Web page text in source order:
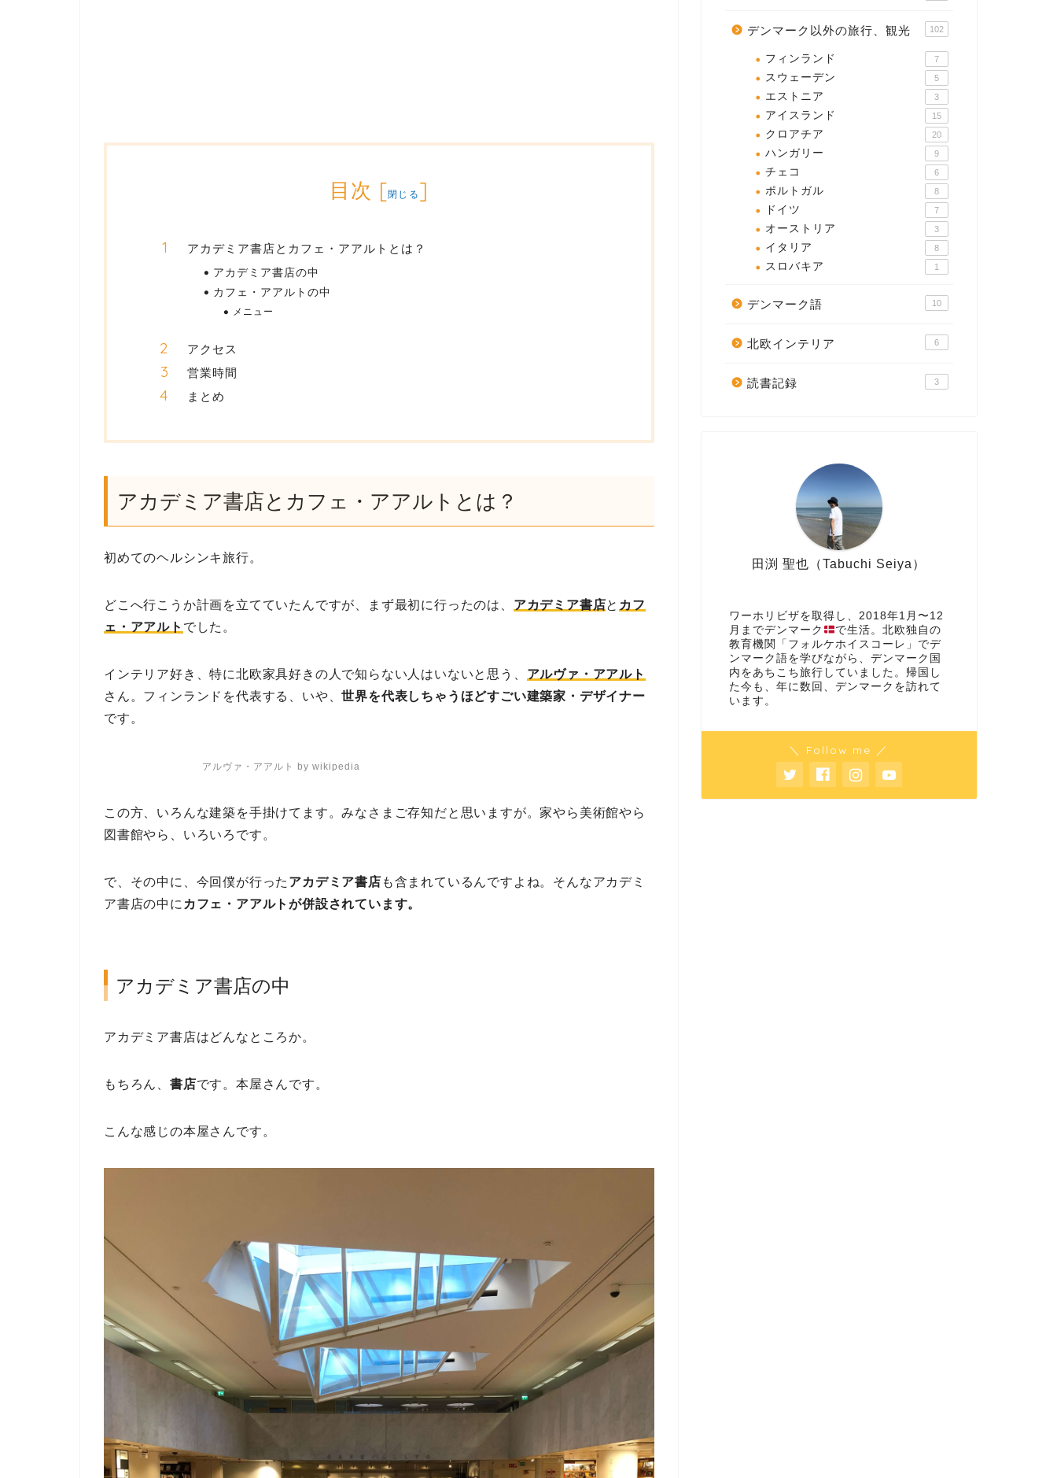
目次 [閉じる ]
アカデミア書店とカフェ・アアルトとは？
アカデミア書店の中
カフェ・アアルトの中
メニュー
アクセス
営業時間
まとめ
アカデミア書店とカフェ・アアルトとは？
初めてのヘルシンキ旅行。
どこへ行こうか計画を立てていたんですが、まず最初に行ったのは、 アカデミア書店と カフ
ェ・アアルト でした。
インテリア好き、特に北欧家具好きの人で知らない人はいないと思う、 アルヴァ・アアルト
さん。フィンランドを代表する、いや、世界を代表しちゃうほどすごい建築家・デザイナー
です。
アルヴァ・アアルト by wikipedia
この方、いろんな建築を手掛けてます。みなさまご存知だと思いますが。家やら美術館やら
図書館やら、いろいろです。
で、その中に、今回僕が行った アカデミア書店 も含まれているんですよね。そんなアカデミ
ア書店の中に カフェ・アアルトが併設されています。
アカデミア書店の中
アカデミア書店はどんなところか。
もちろん、 書店です。本屋さんです。
こんな感じの本屋さんです。
デンマーク以外の旅行、観光 102
フィンランド 7
スウェーデン 5
エストニア 3
アイスランド 15
クロアチア 20
ハンガリー 9
チェコ 6
ポルトガル 8
ドイツ 7
オーストリア 3
イタリア 8
スロバキア 1
デンマーク語 10
北欧インテリア 6
読書記録 3
田渕 聖也（Tabuchi Seiya）
ワーホリビザを取得し、2018年1月〜12
月までデンマーク
で生活。北欧独自の
教育機関「フォルケホイスコーレ」でデ
ンマーク語を学びながら、デンマーク国
内をあちこち旅行していました。帰国し
た今も、年に数回、デンマークを訪れて
います。
＼ Follow me ／